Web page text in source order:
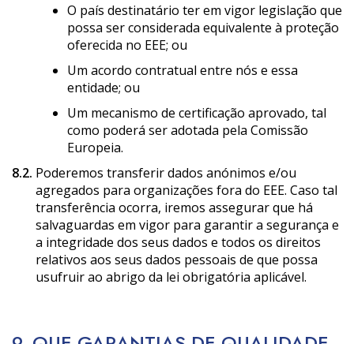
O país destinatário ter em vigor legislação que
possa ser considerada equivalente à proteção
oferecida no EEE; ou
Um acordo contratual entre nós e essa
entidade; ou
Um mecanismo de certificação aprovado, tal
como poderá ser adotada pela Comissão
Europeia.
8.2. Poderemos transferir dados anónimos e/ou
agregados para organizações fora do EEE. Caso tal
transferência ocorra, iremos assegurar que há
salvaguardas em vigor para garantir a segurança e
a integridade dos seus dados e todos os direitos
relativos aos seus dados pessoais de que possa
usufruir ao abrigo da lei obrigatória aplicável.